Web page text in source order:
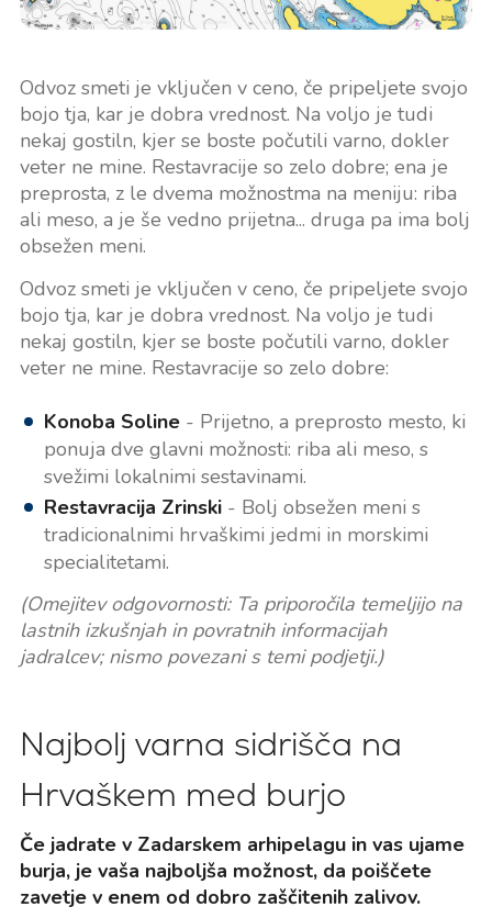
Odvoz smeti je vključen v ceno, če pripeljete svojo
bojo tja, kar je dobra vrednost. Na voljo je tudi
nekaj gostiln, kjer se boste počutili varno, dokler
veter ne mine. Restavracije so zelo dobre; ena je
preprosta, z le dvema možnostma na meniju: riba
ali meso, a je še vedno prijetna... druga pa ima bolj
obsežen meni.
Odvoz smeti je vključen v ceno, če pripeljete svojo
bojo tja, kar je dobra vrednost. Na voljo je tudi
nekaj gostiln, kjer se boste počutili varno, dokler
veter ne mine. Restavracije so zelo dobre:
Konoba Soline- Prijetno, a preprosto mesto, ki
ponuja dve glavni možnosti: riba ali meso, s
svežimi lokalnimi sestavinami.
Restavracija Zrinski- Bolj obsežen meni s
tradicionalnimi hrvaškimi jedmi in morskimi
specialitetami.
(Omejitev odgovornosti: Ta priporočila temeljijo na
lastnih izkušnjah in povratnih informacijah
jadralcev; nismo povezani s temi podjetji.)
Najbolj varna sidrišča na
Hrvaškem med burjo
Če jadrate v Zadarskem arhipelagu in vas ujame
burja, je vaša najboljša možnost, da poiščete
zavetje v enem od dobro zaščitenih zalivov.